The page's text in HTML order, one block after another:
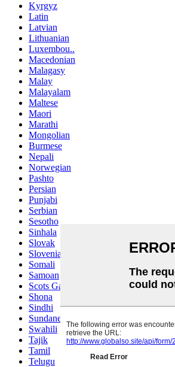
Kyrgyz
Latin
Latvian
Lithuanian
Luxembou..
Macedonian
Malagasy
Malay
Malayalam
Maltese
Maori
Marathi
Mongolian
Burmese
Nepali
Norwegian
Pashto
Persian
Punjabi
Serbian
Sesotho
Sinhala
Slovak
Slovenian
Somali
Samoan
Scots Gaelic
Shona
Sindhi
Sundanese
Swahili
Tajik
Tamil
Telugu